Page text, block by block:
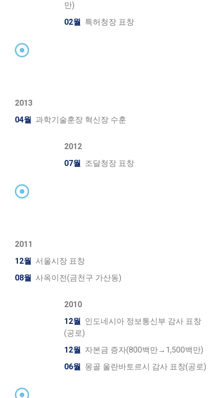
만)
02월 특허청장 표창
2013
04월 과학기술훈장 혁신장 수훈
2012
07월 조달청장 표창
2011
12월 서울시장 표창
08월 사옥이전(금천구 가산동)
2010
12월
인도네시아 정보통신부 감사 표창
(공로)
12월 자본금 증자(800백만→1,500백만)
06월 몽골 울란바토르시 감사 표창(공로)